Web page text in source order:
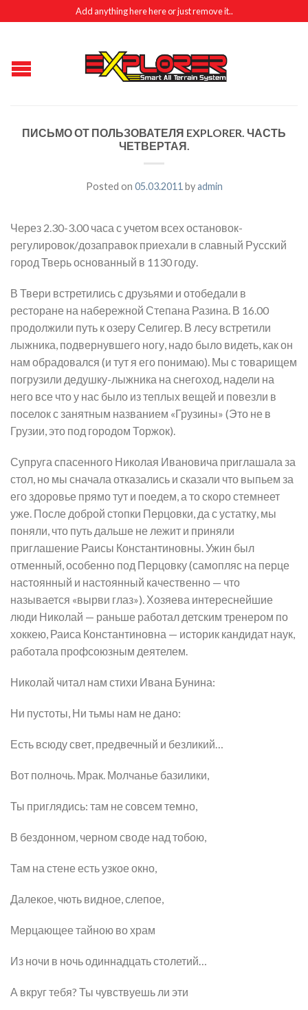
Add anything here here or just remove it..
ПИСЬМО ОТ ПОЛЬЗОВАТЕЛЯ EXPLORER. ЧАСТЬ
ЧЕТВЕРТАЯ.
Posted on 05.03.2011 byadmin
Через 2.30-3.00 часа с учетом всех остановок-
регулировок/дозаправок приехали в славный Русский
город Тверь основанный в 1130 году.
В Твери встретились с друзьями и отобедали в
ресторане на набережной Степана Разина. В 16.00
продолжили путь к озеру Селигер. В лесу встретили
лыжника, подвернувшего ногу, надо было видеть, как он
нам обрадовался (и тут я его понимаю). Мы с товарищем
погрузили дедушку-лыжника на снегоход, надели на
него все что у нас было из теплых вещей и повезли в
поселок с занятным названием «Грузины» (Это не в
Грузии, это под городом Торжок).
Супруга спасенного Николая Ивановича приглашала за
стол, но мы сначала отказались и сказали что выпьем за
его здоровье прямо тут и поедем, а то скоро стемнеет
уже. После доброй стопки Перцовки, да с устатку, мы
поняли, что путь дальше не лежит и приняли
приглашение Раисы Константиновны. Ужин был
отменный, особенно под Перцовку (самопляс на перце
настоянный и настоянный качественно — что
называется «вырви глаз»). Хозяева интереснейшие
люди Николай — раньше работал детским тренером по
хоккею, Раиса Константиновна — историк кандидат наук,
работала профсоюзным деятелем.
Николай читал нам стихи Ивана Бунина:
Ни пустоты, Ни тьмы нам не дано:
Есть всюду свет, предвечный и безликий…
Вот полночь. Мрак. Молчанье базилики,
Ты приглядись: там не совсем темно,
В бездонном, черном своде над тобою,
Там на стене есть узкое окно,
Далекое, чють видное, слепое,
Мерцающее тайною во храм
Из ночи в ночь одиннадцать столетий…
А вкруг тебя? Ты чувствуешь ли эти